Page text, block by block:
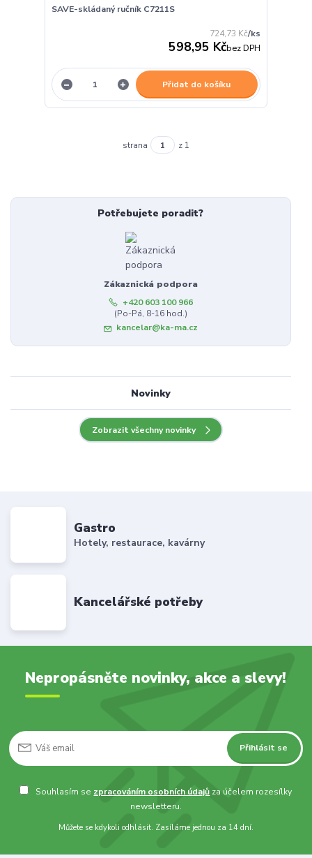
SAVE-skládaný ručník C7211S
724,73 Kč/ks
598,95 Kčbez DPH
Přidat do košíku
strana z 1
Potřebujete poradit?
Zákaznická podpora
+420 603 100 966
(Po-Pá, 8-16 hod.)
kancelar@ka-ma.cz
Novinky
Zobrazit všechny novinky
Gastro
Hotely, restaurace, kavárny
Kancelářské potřeby
Nepropásněte novinky, akce a slevy!
Přihlásit se
Souhlasím se zpracováním osobních údajů za účelem rozesílky
newsletteru.
Můžete se kdykoli odhlásit. Zasíláme jednou za 14 dní.